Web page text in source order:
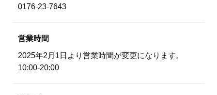
0176-23-7643
営業時間
2025年2月1日より営業時間が変更になります。
10:00-20:00